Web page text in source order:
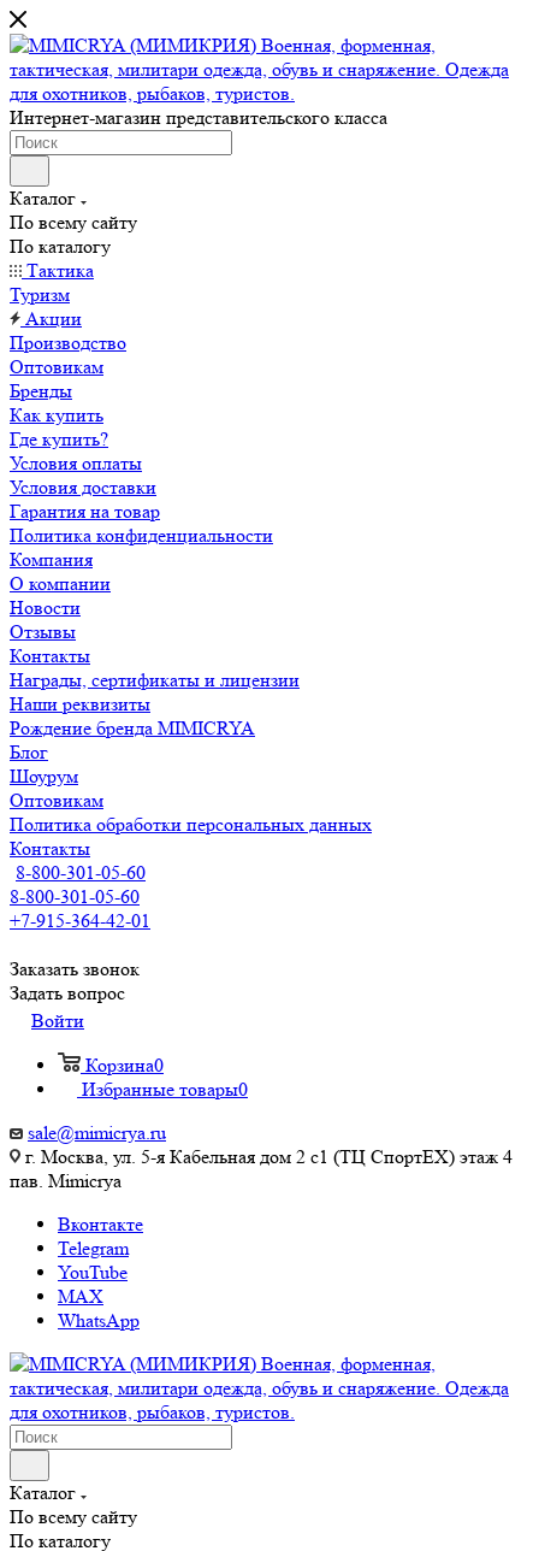
Интернет-магазин представительского класса
Каталог
По всему сайту
По каталогу
Тактика
Туризм
Акции
Производство
Оптовикам
Бренды
Как купить
Где купить?
Условия оплаты
Условия доставки
Гарантия на товар
Политика конфиденциальности
Компания
О компании
Новости
Отзывы
Контакты
Награды, сертификаты и лицензии
Наши реквизиты
Рождение бренда MIMICRYA
Блог
Шоурум
Оптовикам
Политика обработки персональных данных
Контакты
8-800-301-05-60
8-800-301-05-60
+7-915-364-42-01
Заказать звонок
Задать вопрос
Войти
Корзина0
Избранные товары0
sale@mimicrya.ru
г. Москва, ул. 5-я Кабельная дом 2 с1 (ТЦ СпортEX) этаж 4
пав. Mimicrya
Вконтакте
Telegram
YouTube
MAX
WhatsApp
Каталог
По всему сайту
По каталогу